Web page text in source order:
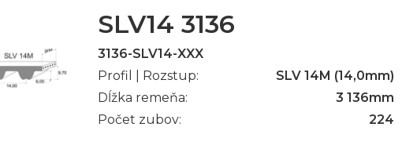
SLV14 3136
3136-SLV14-XXX
Profil | Rozstup:
SLV 14M (14,0mm)
Dĺžka remeňa:
3 136mm
Počet zubov:
224